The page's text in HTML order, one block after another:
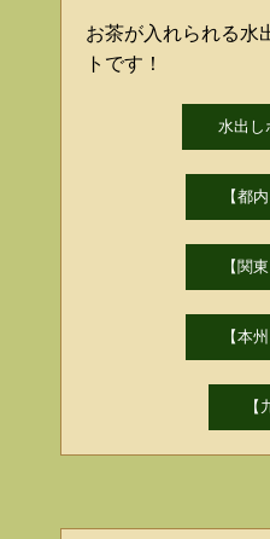
お茶が入れられる水
トです！
水出し
【都
【関
【本